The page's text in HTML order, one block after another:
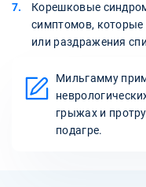
Корешковые
симптомов, которые
или раздражения
Мильгамму
грыжах и
подагре.